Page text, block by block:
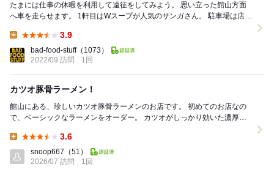
たまには仕事の休暇を利用して遠征をしてみよう。 思い立った館山方面
へ車を走らせます。 1軒目はWスープが人気のサンガさん。 駐車場は店舗
3.9
bad-food-stuff （1073）
2022/09 訪問
1回
カツオ豚骨ラーメン！
館山にある、珍しいカツオ豚骨ラーメンのお店です。 初めてのお店なの
で、ベーシックなラーメンをオーダー。 カツオがしっかり効いた濃厚ス
3.6
snoop667 （51）
2026/07 訪問
1回